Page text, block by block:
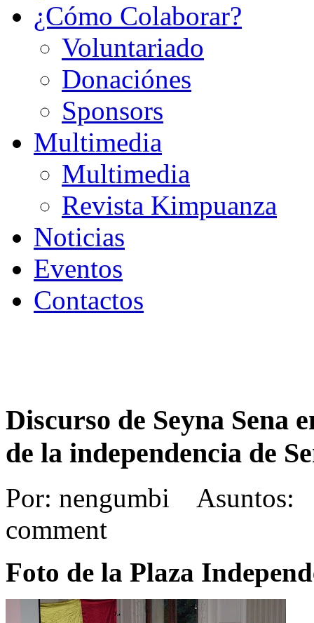
¿Cómo Colaborar?
Voluntariado
Donaciónes
Sponsors
Multimedia
Multimedia
Revista Kimpuanza
Noticias
Eventos
Contactos
Discurso de Seyna Sena
de la independencia de
Por: nengumbi
comment
Foto de la Plaza